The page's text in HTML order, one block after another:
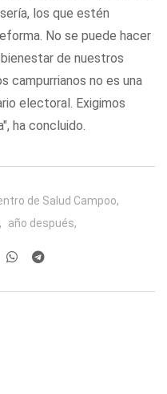
los que estén
No se puede hacer
de nuestros
campurrianos no es una
electoral. Exigimos
ha concluido.
de Salud Campoo,
año después,